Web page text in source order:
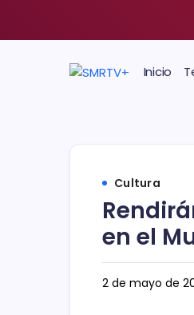
Inicio
Cultura
en el
2 de mayo de